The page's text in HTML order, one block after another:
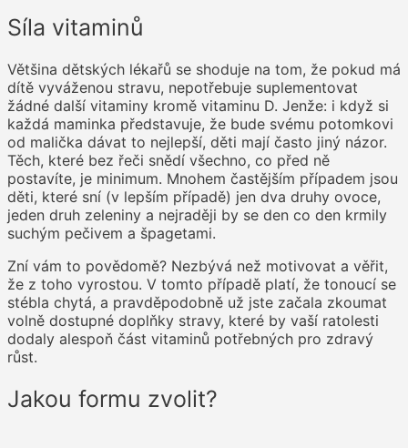
Síla vitaminů
Většina dětských lékařů se shoduje na tom, že pokud má
dítě vyváženou stravu, nepotřebuje suplementovat
žádné další vitaminy kromě vitaminu D. Jenže: i když si
každá maminka představuje, že bude svému potomkovi
od malička dávat to nejlepší, děti mají často jiný názor.
Těch, které bez řeči snědí všechno, co před ně
postavíte, je minimum. Mnohem častějším případem jsou
děti, které sní (v lepším případě) jen dva druhy ovoce,
jeden druh zeleniny a nejraději by se den co den krmily
suchým pečivem a špagetami.
Zní vám to povědomě? Nezbývá než motivovat a věřit,
že z toho vyrostou. V tomto případě platí, že tonoucí se
stébla chytá, a pravděpodobně už jste začala zkoumat
volně dostupné doplňky stravy, které by vaší ratolesti
dodaly alespoň část vitaminů potřebných pro zdravý
růst.
Jakou formu zvolit?